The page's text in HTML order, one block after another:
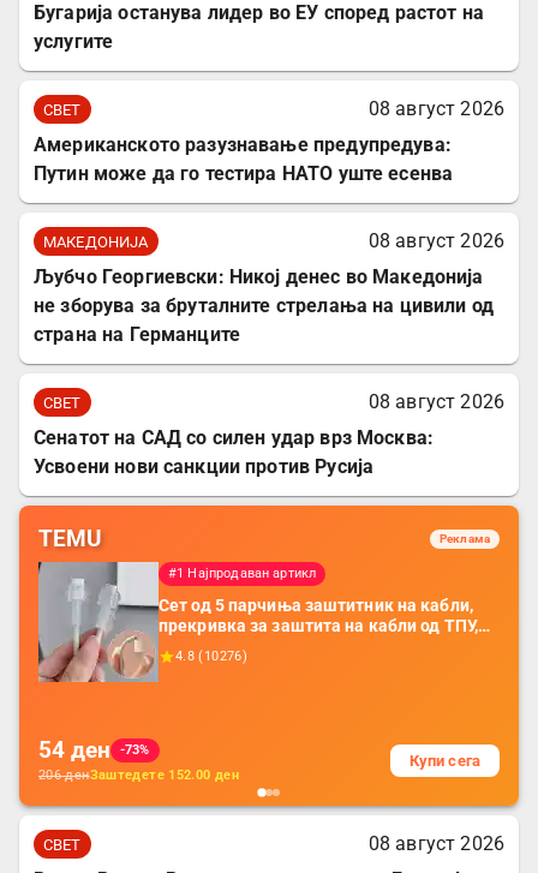
Бугарија останува лидер во ЕУ според растот на
услугите
СВЕТ
08 август 2026
Американското разузнавање предупредува:
Путин може да го тестира НАТО уште есенва
МАКЕДОНИЈА
08 август 2026
Љубчо Георгиевски: Никој денес во Македонија
не зборува за бруталните стрелања на цивили од
страна на Германците
СВЕТ
08 август 2026
Сенатот на САД со силен удар врз Москва:
Усвоени нови санкции против Русија
TEMU Реклама
#1 Најпродаван артикл
Сет од 5 парчиња заштитник на кабли,
прекривка за заштита на кабли од ТПУ,
додатоци за заштита на кабли, без
батерија, за мобилни телефони, комплет
4.8 ( 10276)
54 ден
-73%
206денЗаштедете 152.00 ден
Купи сега
СВЕТ
08 август 2026